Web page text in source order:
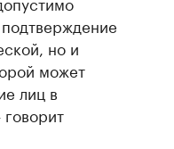
но и
может
лиц в